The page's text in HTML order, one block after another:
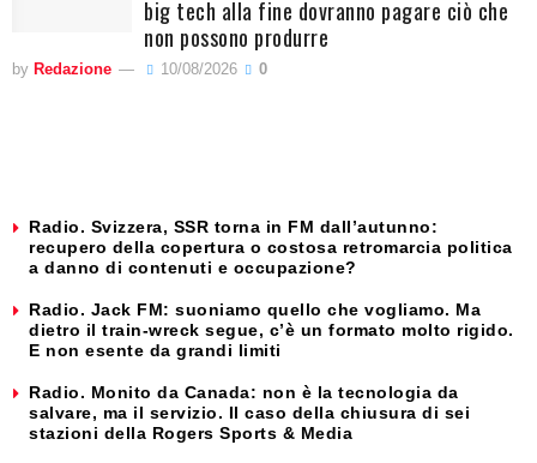
big tech alla fine dovranno pagare ciò che
non possono produrre
by Redazione 10/08/2026 0
Radio. Svizzera, SSR torna in FM dall’autunno:
recupero della copertura o costosa retromarcia politica
a danno di contenuti e occupazione?
Radio. Jack FM: suoniamo quello che vogliamo. Ma
dietro il train-wreck segue, c’è un formato molto rigido.
E non esente da grandi limiti
Radio. Monito da Canada: non è la tecnologia da
salvare, ma il servizio. Il caso della chiusura di sei
stazioni della Rogers Sports & Media